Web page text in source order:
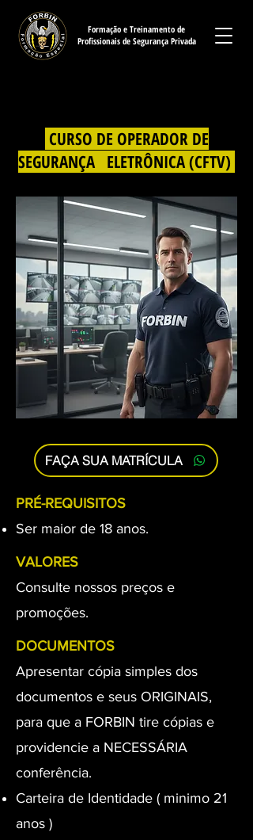
Formação e Treinamento de
Profissionais de Segurança Privada
CURSO DE OPERADOR DE
SEGURANÇA ELETRÔNICA (CFTV)
FAÇA SUA MATRÍCULA
PRÉ-REQUISITOS
Ser maior de 18 anos.
VALORES
Consulte nossos preços e
promoções.
DOCUMENTOS
Apresentar cópia simples dos
documentos e seus ORIGINAIS,
para que a FORBIN tire cópias e
providencie a NECESSÁRIA
conferência.
Carteira de Identidade ( minimo 21
anos )